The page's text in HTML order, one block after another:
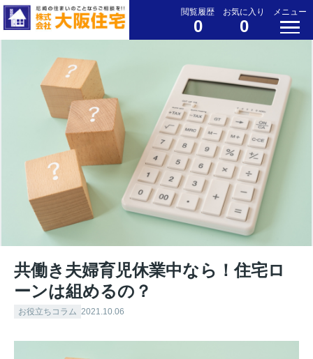
閲覧履歴
0
お気に入り
0
メニュー
共働き夫婦育児休業中なら！住宅ロ
ーンは組めるの？
お役立ちコラム 2021.10.06